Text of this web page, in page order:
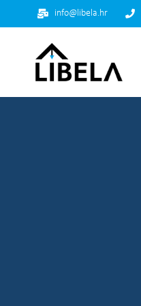
info@libela.hr